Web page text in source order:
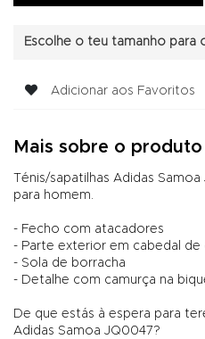
Escolhe o teu tamanho para
Adicionar aos Favoritos
Mais sobre o produto
Ténis/sapatilhas Adidas
para homem.
- Fecho com atacadores
- Parte exterior em cabedal de
- Sola de borracha
- Detalhe com camurça na
De que estás à espera para
Adidas Samoa JQ0047?